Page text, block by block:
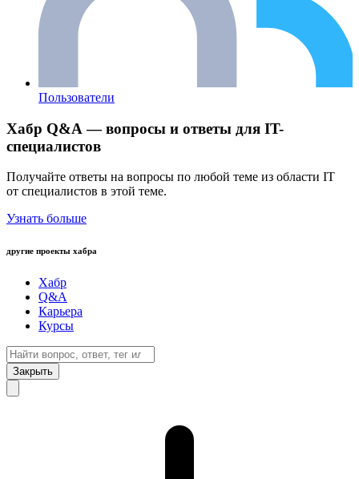
Пользователи
Хабр Q&A — вопросы и ответы для IT-
специалистов
Получайте ответы на вопросы по любой теме из области IT
от специалистов в этой теме.
Узнать больше
другие проекты хабра
Хабр
Q&A
Карьера
Курсы
Закрыть